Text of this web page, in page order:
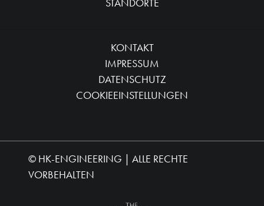
24H HELP HOTLINE
KONTAKT
IMPRESSUM
DATENSCHUTZ
©HK-ENGINEERING